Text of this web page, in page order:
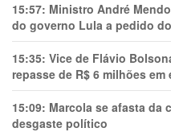
15:57: Ministro André
do governo Lula a pedido
15:35: Vice de Flávio
repasse de R$ 6 milhões em
15:09: Marcola se afasta da
desgaste político